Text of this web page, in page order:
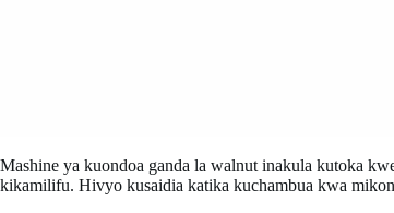
Mashine ya kuondoa ganda la walnut inakula kutoka
kikamilifu. Hivyo kusaidia katika kuchambua kwa